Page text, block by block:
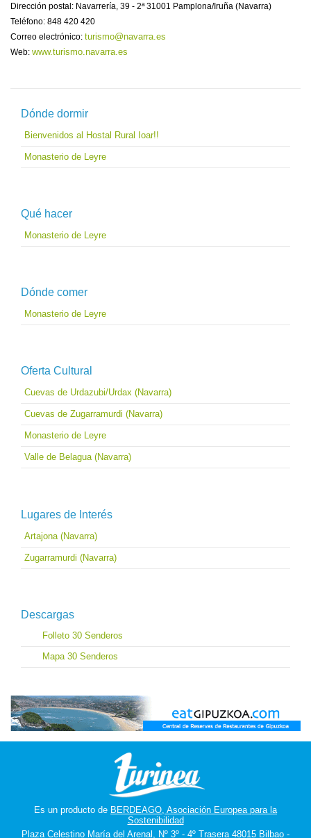
Dirección postal: Navarrería, 39 - 2ª 31001 Pamplona/Iruña (Navarra)
Teléfono: 848 420 420
Correo electrónico: turismo@navarra.es
Web: www.turismo.navarra.es
Dónde dormir
Bienvenidos al Hostal Rural Ioar!!
Monasterio de Leyre
Qué hacer
Monasterio de Leyre
Dónde comer
Monasterio de Leyre
Oferta Cultural
Cuevas de Urdazubi/Urdax (Navarra)
Cuevas de Zugarramurdi (Navarra)
Monasterio de Leyre
Valle de Belagua (Navarra)
Lugares de Interés
Artajona (Navarra)
Zugarramurdi (Navarra)
Descargas
Folleto 30 Senderos
Mapa 30 Senderos
Es un producto de BERDEAGO, Asociación Europea para la
Sostenibilidad
Plaza Celestino María del Arenal, Nº 3º - 4º Trasera 48015 Bilbao -